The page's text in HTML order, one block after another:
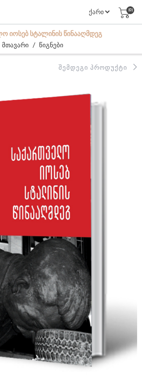
(0)
ᲘᲝᲡᲔᲑ ᲡᲢᲐᲚᲘᲜᲘᲡ ᲬᲘᲜᲐᲐᲦᲛᲓᲔᲒ
მთავარი / წიგნები
ᲨᲔᲛᲓᲔᲒᲘ ᲞᲠᲝᲓᲣᲥᲢᲘ